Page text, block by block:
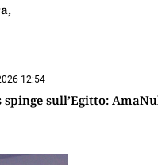
12:54
sull’Egitto: